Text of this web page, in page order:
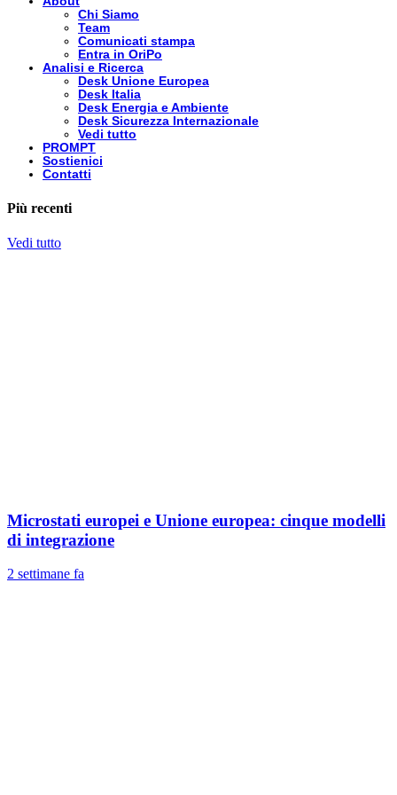
Chi Siamo
Team
Comunicati stampa
Entra in OriPo
Analisi e Ricerca
Desk Unione Europea
Desk Italia
Desk Energia e Ambiente
Desk Sicurezza Internazionale
Vedi tutto
PROMPT
Sostienici
Contatti
Più recenti
Vedi tutto
Microstati europei e Unione europea: cinque modelli
di integrazione
2 settimane fa